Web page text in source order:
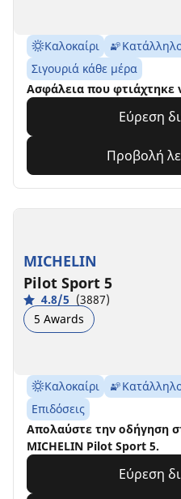
Καλοκαίρι
Σιγουριά κάθε μέρα
Ασφάλεια που φτιάχτηκε
Εύρεση
Προβολή
MICHELIN
Pilot Sport 5
4.8/5 (3887)
5 Awards
Καλοκαίρι
Επιδόσεις
Aπολαύστε την οδήγηση
MICHELIN Pilot Sport 5.
Εύρεση